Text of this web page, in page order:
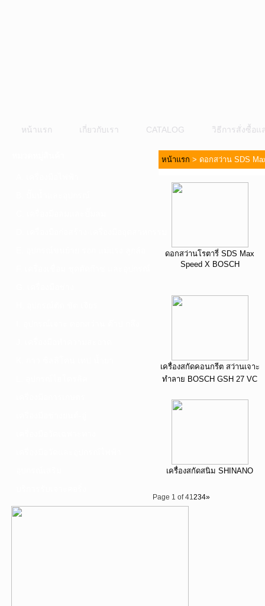
หน้าแรก เกี่ยวกับเรา CATALOG วิธีการสั่งซื้อแ
หน้าแรก > ดอกสว่าน SDS
ดอกสว่านโรตารี่ SDS Max
Speed X BOSCH
เครื่องสกัดคอนกรีต สว่านเจาะ
ทำลาย BOSCH GSH 27 VC
เครื่องสกัดสนิม SHINANO
Page 1 of 41234»